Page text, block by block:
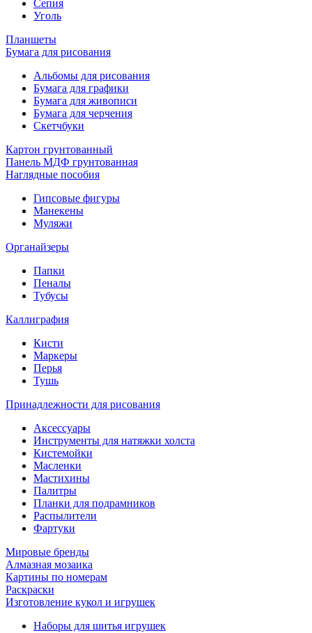
Сепия
Уголь
Планшеты
Бумага для рисования
Альбомы для рисования
Бумага для графики
Бумага для живописи
Бумага для черчения
Скетчбуки
Картон грунтованный
Панель МДФ грунтованная
Наглядные пособия
Гипсовые фигуры
Манекены
Муляжи
Органайзеры
Папки
Пеналы
Тубусы
Каллиграфия
Кисти
Маркеры
Перья
Тушь
Принадлежности для рисования
Аксессуары
Инструменты для натяжки холста
Кистемойки
Масленки
Мастихины
Палитры
Планки для подрамников
Распылители
Фартуки
Мировые бренды
Алмазная мозаика
Картины по номерам
Раскраски
Изготовление кукол и игрушек
Наборы для шитья игрушек